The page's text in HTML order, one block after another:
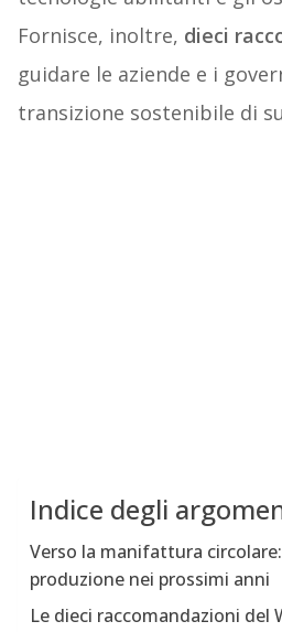
Fornisce, inoltre, dieci
guidare le aziende e i
transizione sostenibile di
Indice degli
Verso la manifattura
produzione nei prossimi anni
Le dieci raccomandazioni del